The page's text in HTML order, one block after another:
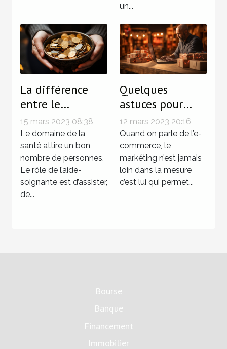
un...
La différence
entre le
traitement et le
salaire d’une
aide-soignante
15 mars 2023 08:38
Le domaine de la
santé attire un bon
nombre de personnes.
Le rôle de l’aide-
soignante est d’assister,
de...
Quelques
astuces pour
booster un site
e-commerce par
le marketing
12 mars 2023 20:16
Quand on parle de l’e-
commerce, le
markéting n’est jamais
loin dans la mesure
c’est lui qui permet...
Bourse
Banque
Financement
Immobilier